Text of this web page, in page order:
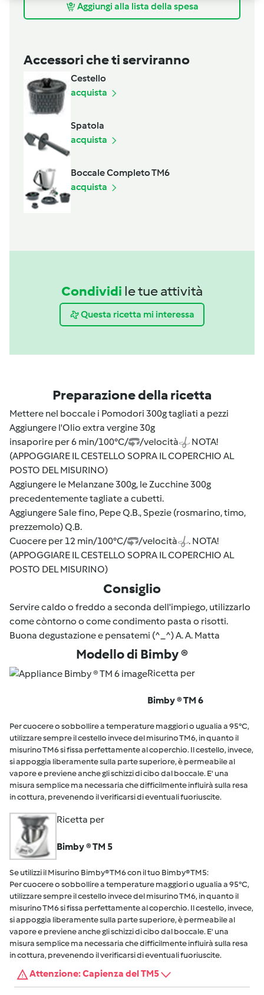
Aggiungi alla lista della spesa
Accessori che ti serviranno
Cestello
acquista
Spatola
acquista
Boccale Completo TM6
acquista
Condividi le tue attività
Questa ricetta mi interessa
Preparazione della ricetta
Mettere nel boccale i Pomodori 300g tagliati a pezzi
Aggiungere l'Olio extra vergine 30g
insaporire per 6 min/100°C/
/velocità
NOTA!
(APPOGGIARE IL CESTELLO SOPRA IL COPERCHIO AL
POSTO DEL MISURINO)
Aggiungere le Melanzane 300g, le Zucchine 300g
precedentemente tagliate a cubetti.
Aggiungere Sale fino, Pepe Q.B., Spezie (rosmarino, timo,
prezzemolo) Q.B.
Cuocere per 12 min/100°C/
/velocità
. NOTA!
(APPOGGIARE IL CESTELLO SOPRA IL COPERCHIO AL
POSTO DEL MISURINO)
Consiglio
Servire caldo o freddo a seconda dell'impiego, utilizzarlo
come còntorno o come condimento pasta o risotti.
Buona degustazione e pensatemi (^_^) A. A. Matta
Modello di Bimby ®
Ricetta per
Bimby ® TM 6
Per cuocere o sobbollire a temperature maggiori o ugualia a 95°C,
utilizzare sempre il cestello invece del misurino TM6, in quanto il
misurino TM6 si fissa perfettamente al coperchio. Il cestello, invece,
si appoggia liberamente sulla parte superiore, è permeabile al
vapore e previene anche gli schizzi di cibo dal boccale. E' una
misura semplice ma necessaria che difficilmente influirà sulla resa
in cottura, prevenendo il verificarsi di eventuali fuoriuscite.
Ricetta per
Bimby ® TM 5
Se utilizzi il Misurino Bimby® TM6 con il tuo Bimby® TM5:
Per cuocere o sobbollire a temperature maggiori o ugualia a 95°C,
utilizzare sempre il cestello invece del misurino TM6, in quanto il
misurino TM6 si fissa perfettamente al coperchio. Il cestello, invece,
si appoggia liberamente sulla parte superiore, è permeabile al
vapore e previene anche gli schizzi di cibo dal boccale. E' una
misura semplice ma necessaria che difficilmente influirà sulla resa
in cottura, prevenendo il verificarsi di eventuali fuoriuscite.
Attenzione: Capienza del TM5